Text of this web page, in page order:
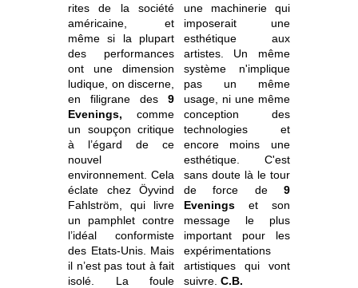
rites de la société
américaine, et
même si la plupart
des performances
ont une dimension
ludique, on discerne,
en filigrane des9
Evenings, comme
un soupçon critique
à l’égard de ce
nouvel
environnement. Cela
éclate chez Öyvind
Fahlström, qui livre
un pamphlet contre
l’idéal conformiste
des Etats-Unis. Mais
il n’est pas tout à fait
isolé. La foule
une machinerie qui
imposerait une
esthétique aux
artistes. Un même
système n'implique
pas un même
usage, ni une même
conception des
technologies et
encore moins une
esthétique. C'est
sans doute là le tour
de force de 9
Eveningset son
message le plus
important pour les
expérimentations
artistiques qui vont
suivre. C.B.